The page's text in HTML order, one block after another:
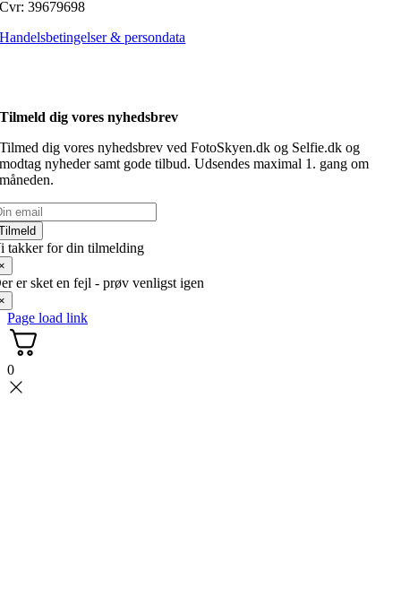
Cvr: 39679698
Handelsbetingelser & persondata
Tilmeld dig vores nyhedsbrev
Tilmed dig vores nyhedsbrev ved FotoSkyen.dk og Selfie.dk og
modtag nyheder samt gode tilbud. Udsendes maximal 1. gang om
måneden.
takker for din tilmelding
er sket en fejl - prøv venligst igen
Page load link
0